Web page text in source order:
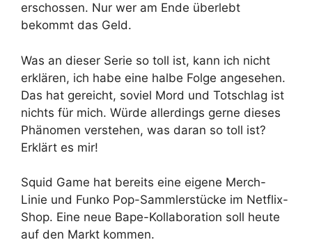
erschossen. Nur wer am Ende überlebt
bekommt das Geld.
Was an dieser Serie so toll ist, kann ich nicht
erklären, ich habe eine halbe Folge angesehen.
Das hat gereicht, soviel Mord und Totschlag ist
nichts für mich. Würde allerdings gerne dieses
Phänomen verstehen, was daran so toll ist?
Erklärt es mir!
Squid Game hat bereits eine eigene Merch-
Linie und Funko Pop-Sammlerstücke im Netflix-
Shop. Eine neue Bape-Kollaboration soll heute
auf den Markt kommen.